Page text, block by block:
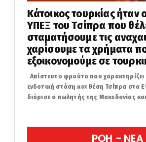
Κάτοικος τουρκίας ήταν
ΥΠΕΞ του Τσίπρα που
σταματήσουμε τις
χαρίσουμε τα χρήματα
εξοικονομούμε σε
Απίστευτο φρούτο που
ενδοτική στάση και θέση Τσίπρα στα
διόρισε ο πωλητής της Μακεδονίας
POH - NEA